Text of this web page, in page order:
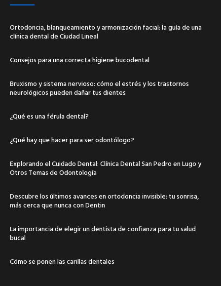
Ortodoncia, blanqueamiento y armonización facial: la guía de una
clínica dental de Ciudad Lineal
Consejos para una correcta higiene bucodental
Bruxismo y sistema nervioso: cómo el estrés y los trastornos
neurológicos pueden dañar tus dientes
¿Qué es una férula dental?
¿Qué hay que hacer para ser odontólogo?
Explorando el Cuidado Dental: Clínica Dental San Pedro en Lugo y
Otros Temas de Odontología
Descubre los últimos avances en ortodoncia invisible: tu sonrisa,
más cerca que nunca con Dentin
La importancia de elegir un dentista de confianza para tu salud
bucal
Cómo se ponen las carillas dentales